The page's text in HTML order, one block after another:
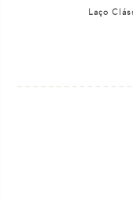
Laço